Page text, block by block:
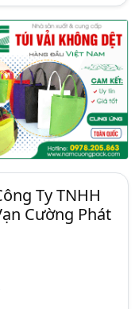
Ty TNHH
Cường Phát